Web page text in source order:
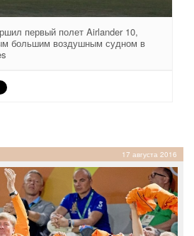
первый полет Airlander 10,
большим воздушным судном в
17 августа 2016